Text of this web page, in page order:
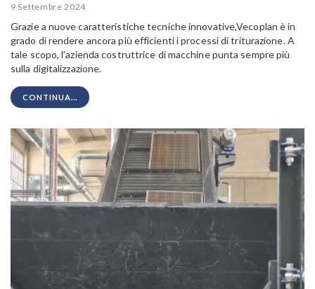
9 Settembre 2024
Grazie a nuove caratteristiche tecniche innovative,Vecoplan è in
grado di rendere ancora più efficienti i processi di triturazione. A
tale scopo, l’azienda costruttrice di macchine punta sempre più
sulla digitalizzazione.
CONTINUA...